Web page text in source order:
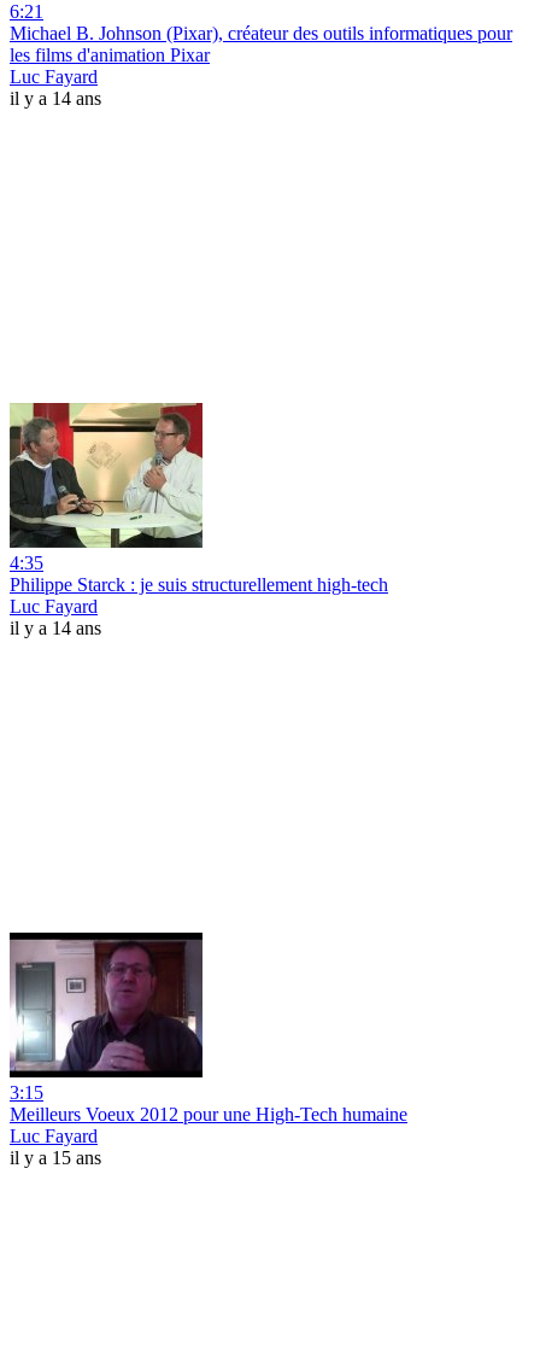
6:21
Michael B. Johnson (Pixar), créateur des outils informatiques pour
les films d'animation Pixar
Luc Fayard
il y a 14 ans
4:35
Philippe Starck : je suis structurellement high-tech
Luc Fayard
il y a 14 ans
3:15
Meilleurs Voeux 2012 pour une High-Tech humaine
Luc Fayard
il y a 15 ans